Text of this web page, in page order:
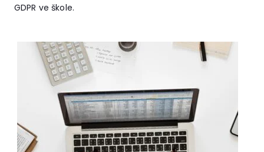
GDPR ve škole.